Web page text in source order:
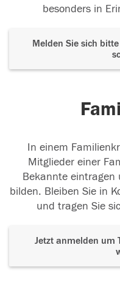
besonders in
Melden Sie sich
In einem
Mitglieder einer
Bekannte eintragen
bilden. Bleiben Sie in
und tragen Sie
Jetzt anmelden um